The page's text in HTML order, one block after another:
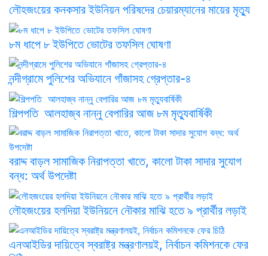
লৌহজংয়ের কনকসার ইউনিয়ন পরিষদের চেয়ারম্যানের মায়ের মৃত্যু
৮ম ধাপে ৮ ইউপিতে ভোটের তফসিল ঘোষণা
নন্দীগ্রামে পুলিশের অভিযানে গাঁজাসহ গ্রেপ্তার-৪
শিল্পপতি আলহাজ্ব নান্নু বেপারির আজ ৮ম মৃত্যুবার্ষিকী
বরাদ্দ বাড়ল সামাজিক নিরাপত্তা খাতে, কালো টাকা সাদার সুযোগ
বন্ধ: অর্থ উপদেষ্টা
লৌহজংয়ের হলদিয়া ইউনিয়নে নৌকার মাঝি হতে ৯ প্রার্থীর লড়াই
এনআইডির দায়িত্বে স্বরাষ্ট্র মন্ত্রণালয়ই, নির্বাচন কমিশনকে ফের